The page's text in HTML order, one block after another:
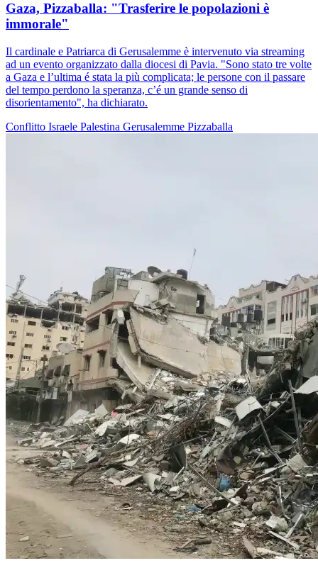
Gaza, Pizzaballa: "Trasferire le popolazioni è
immorale"
Il cardinale e Patriarca di Gerusalemme è intervenuto via streaming
ad un evento organizzato dalla diocesi di Pavia. "Sono stato tre volte
a Gaza e l’ultima é stata la più complicata; le persone con il passare
del tempo perdono la speranza, c’é un grande senso di
disorientamento", ha dichiarato.
Conflitto Israele Palestina Gerusalemme Pizzaballa